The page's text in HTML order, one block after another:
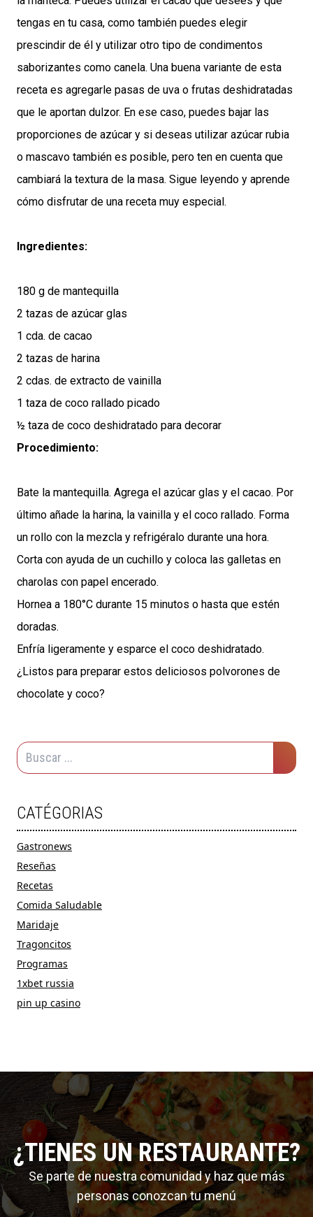
tengas en tu casa, como también puedes elegir
prescindir de él y utilizar otro tipo de condimentos
saborizantes como canela. Una buena variante de esta
receta es agregarle pasas de uva o frutas deshidratadas
que le aportan dulzor. En ese caso, puedes bajar las
proporciones de azúcar y si deseas utilizar azúcar rubia
o mascavo también es posible, pero ten en cuenta que
cambiará la textura de la masa. Sigue leyendo y aprende
cómo disfrutar de una receta muy especial.
Ingredientes:
180 g de mantequilla
2 tazas de azúcar glas
1 cda. de cacao
2 tazas de harina
2 cdas. de extracto de vainilla
1 taza de coco rallado picado
½ taza de coco deshidratado para decorar
Procedimiento:
Bate la mantequilla. Agrega el azúcar glas y el cacao. Por
último añade la harina, la vainilla y el coco rallado. Forma
un rollo con la mezcla y refrigéralo durante una hora.
Corta con ayuda de un cuchillo y coloca las galletas en
charolas con papel encerado.
Hornea a 180°C durante 15 minutos o hasta que estén
doradas.
Enfría ligeramente y esparce el coco deshidratado.
¿Listos para preparar estos deliciosos polvorones de
chocolate y coco?
CATÉGORIAS
Gastronews
Reseñas
Recetas
Comida Saludable
Maridaje
Tragoncitos
Programas
1xbet russia
pin up casino
¿TIENES UN RESTAURANTE?
Se parte de nuestra comunidad y haz que más
personas conozcan tu menú